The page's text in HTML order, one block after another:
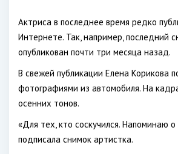
Актриса в последнее время редко
Интернете. Так, например, последний
опубликован почти три месяца назад.
В свежей публикации Елена Корикова
фотографиями из автомобиля. На
осенних тонов.
«Для тех, кто соскучился. Напоминаю
подписала снимок артистка.